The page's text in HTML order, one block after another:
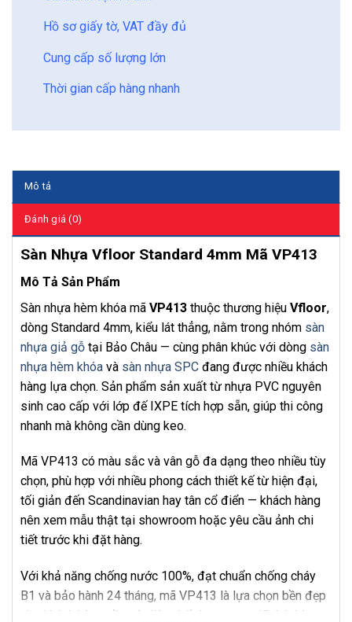
Hồ sơ giấy tờ, VAT đầy đủ
Cung cấp số lượng lớn
Thời gian cấp hàng nhanh
Mô tả
Đánh giá (0)
Sàn Nhựa Vfloor Standard 4mm Mã VP413
Mô Tả Sản Phẩm
Sàn nhựa hèm khóa mã VP413 thuộc thương hiệu Vfloor,
dòng Standard 4mm, kiểu lát thẳng, nằm trong nhóm sàn
nhựa giả gỗ tại Bảo Châu — cùng phân khúc với dòng sàn
nhựa hèm khóa và sàn nhựa SPC đang được nhiều khách
hàng lựa chọn. Sản phẩm sản xuất từ nhựa PVC nguyên
sinh cao cấp với lớp đế IXPE tích hợp sẵn, giúp thi công
nhanh mà không cần dùng keo.
Mã VP413 có màu sắc và vân gỗ đa dạng theo nhiều tùy
chọn, phù hợp với nhiều phong cách thiết kế từ hiện đại,
tối giản đến Scandinavian hay tân cổ điển — khách hàng
nên xem mẫu thật tại showroom hoặc yêu cầu ảnh chi
tiết trước khi đặt hàng.
Với khả năng chống nước 100%, đạt chuẩn chống cháy
B1 và bảo hành 24 tháng, mã VP413 là lựa chọn bền đẹp
cho khách hàng cần vật liệu chất lượng cao. Khách hàng